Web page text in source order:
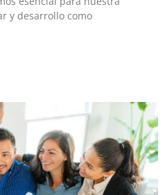
y desarrollo como